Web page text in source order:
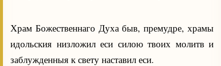
Храм Божественнаго Духа быв, премудре, храмы
идольския низложил еси силою твоих молитв и
заблужденныя к свету наставил еси.